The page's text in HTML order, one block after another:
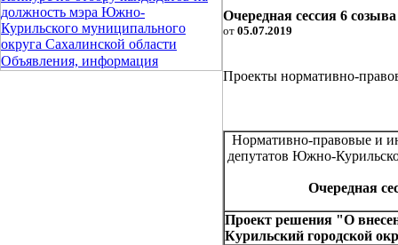
должность мэра Южно-
Курильского муниципального
округа Сахалинской области
Объявления, информация
Очередная сессия 6
от 05.07.2019
Проекты нормативно-
Нормативно-правовые и
депутатов Южно-
Очередная
Проект решения "О
Курильский городской